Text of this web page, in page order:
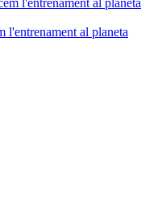
l'entrenament al planeta